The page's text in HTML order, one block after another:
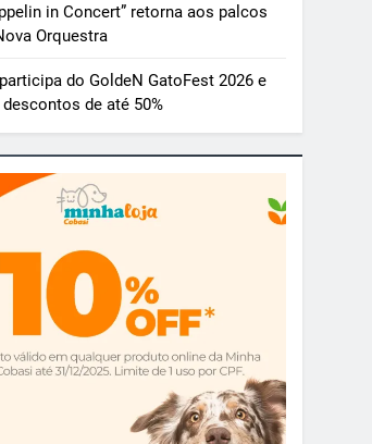
in Concert” retorna aos palcos
Orquestra
do GoldeN GatoFest 2026 e
de até 50%